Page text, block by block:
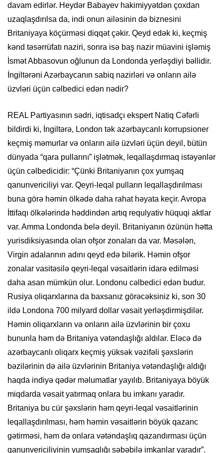
davam edirlər. Heydər Babayev hakimiyyətdən çoxdan
uzaqlaşdırılsa da, indi onun ailəsinin də biznesini
Britaniyaya köçürməsi diqqət çəkir. Qeyd edək ki, keçmiş
kənd təsərrüfatı naziri, sonra isə baş nazir müavini işləmiş
İsmət Abbasovun oğlunun da Londonda yerləşdiyi bəllidir.
İngiltərəni Azərbaycanın sabiq nazirləri və onların ailə
üzvləri üçün cəlbedici edən nədir?
REAL Partiyasının sədri, iqtisadçı ekspert Natiq Cəfərli
bildirdi ki, İngiltərə, London tək azərbaycanlı korrupsioner
keçmiş məmurlar və onların ailə üzvləri üçün deyil, bütün
dünyada “qara pullarını” işlətmək, leqallaşdırmaq istəyənlər
üçün cəlbedicidir: “Çünki Britaniyanın çox yumşaq
qanunvericiliyi var. Qeyri-leqal pulların leqallaşdırılması
buna görə həmin ölkədə daha rahat həyata keçir. Avropa
İttifaqı ölkələrində həddindən artıq requlyativ hüquqi aktlar
var. Amma Londonda belə deyil. Britaniyanın özünün hətta
yurisdiksiyasında olan ofşor zonaları da var. Məsələn,
Virgin adalarının adını qeyd edə bilərik. Həmin ofşor
zonalar vasitəsilə qeyri-leqal vəsaitlərin idarə edilməsi
daha asan mümkün olur. Londonu cəlbedici edən budur.
Rusiya oliqarxlarına da baxsanız görəcəksiniz ki, son 30
ildə Londona 700 milyard dollar vəsait yerləşdirmişdilər.
Həmin oliqarxların və onların ailə üzvlərinin bir çoxu
bununla həm də Britaniya vətəndaşlığı aldılar. Eləcə də
azərbaycanlı oliqarx keçmiş yüksək vəzifəli şəxslərin
bəzilərinin də ailə üzvlərinin Britaniya vətəndaşlığı aldığı
haqda indiyə qədər məlumatlar yayılıb. Britaniyaya böyük
miqdarda vəsait yatırmaq onlara bu imkanı yaradır.
Britaniya bu cür şəxslərin həm qeyri-leqal vəsaitlərinin
leqallaşdırılması, həm həmin vəsaitlərin böyük qazanc
gətirməsi, həm də onlara vətəndaşlıq qazandırması üçün
qanunvericiliyinin yumşaqlığı səbəbilə imkanlar yaradır”.